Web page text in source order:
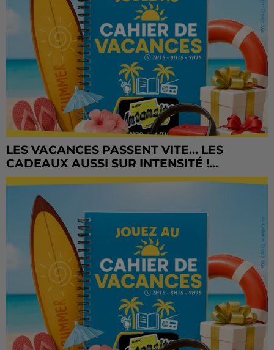
LES VACANCES PASSENT VITE... LES
CADEAUX AUSSI SUR INTENSITÉ !...